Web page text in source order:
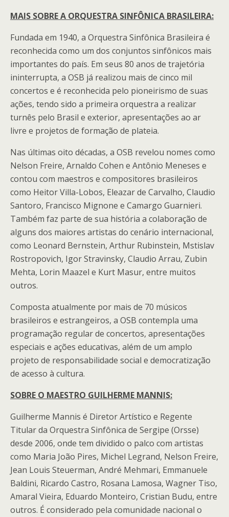
MAIS SOBRE A ORQUESTRA SINFÔNICA BRASILEIRA:
Fundada em 1940, a Orquestra Sinfônica Brasileira é
reconhecida como um dos conjuntos sinfônicos mais
importantes do país. Em seus 80 anos de trajetória
ininterrupta, a OSB já realizou mais de cinco mil
concertos e é reconhecida pelo pioneirismo de suas
ações, tendo sido a primeira orquestra a realizar
turnês pelo Brasil e exterior, apresentações ao ar
livre e projetos de formação de plateia.
Nas últimas oito décadas, a OSB revelou nomes como
Nelson Freire, Arnaldo Cohen e Antônio Meneses e
contou com maestros e compositores brasileiros
como Heitor Villa-Lobos, Eleazar de Carvalho, Claudio
Santoro, Francisco Mignone e Camargo Guarnieri.
Também faz parte de sua história a colaboração de
alguns dos maiores artistas do cenário internacional,
como Leonard Bernstein, Arthur Rubinstein, Mstislav
Rostropovich, Igor Stravinsky, Claudio Arrau, Zubin
Mehta, Lorin Maazel e Kurt Masur, entre muitos
outros.
Composta atualmente por mais de 70 músicos
brasileiros e estrangeiros, a OSB contempla uma
programação regular de concertos, apresentações
especiais e ações educativas, além de um amplo
projeto de responsabilidade social e democratização
de acesso à cultura.
SOBRE O MAESTRO GUILHERME MANNIS:
Guilherme Mannis é Diretor Artístico e Regente
Titular da Orquestra Sinfônica de Sergipe (Orsse)
desde 2006, onde tem dividido o palco com artistas
como Maria João Pires, Michel Legrand, Nelson Freire,
Jean Louis Steuerman, André Mehmari, Emmanuele
Baldini, Ricardo Castro, Rosana Lamosa, Wagner Tiso,
Amaral Vieira, Eduardo Monteiro, Cristian Budu, entre
outros. É considerado pela comunidade nacional o